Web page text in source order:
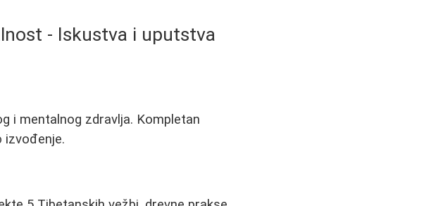
- Iskustva i uputstva
i mentalnog zdravlja. Kompletan
izvođenje.